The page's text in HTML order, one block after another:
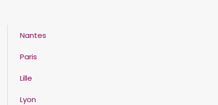
Nantes
Paris
Lille
Lyon